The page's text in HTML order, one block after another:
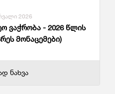
2026
ვაჭრობა - 2026 წლის
მონაცემები)
ნახვა